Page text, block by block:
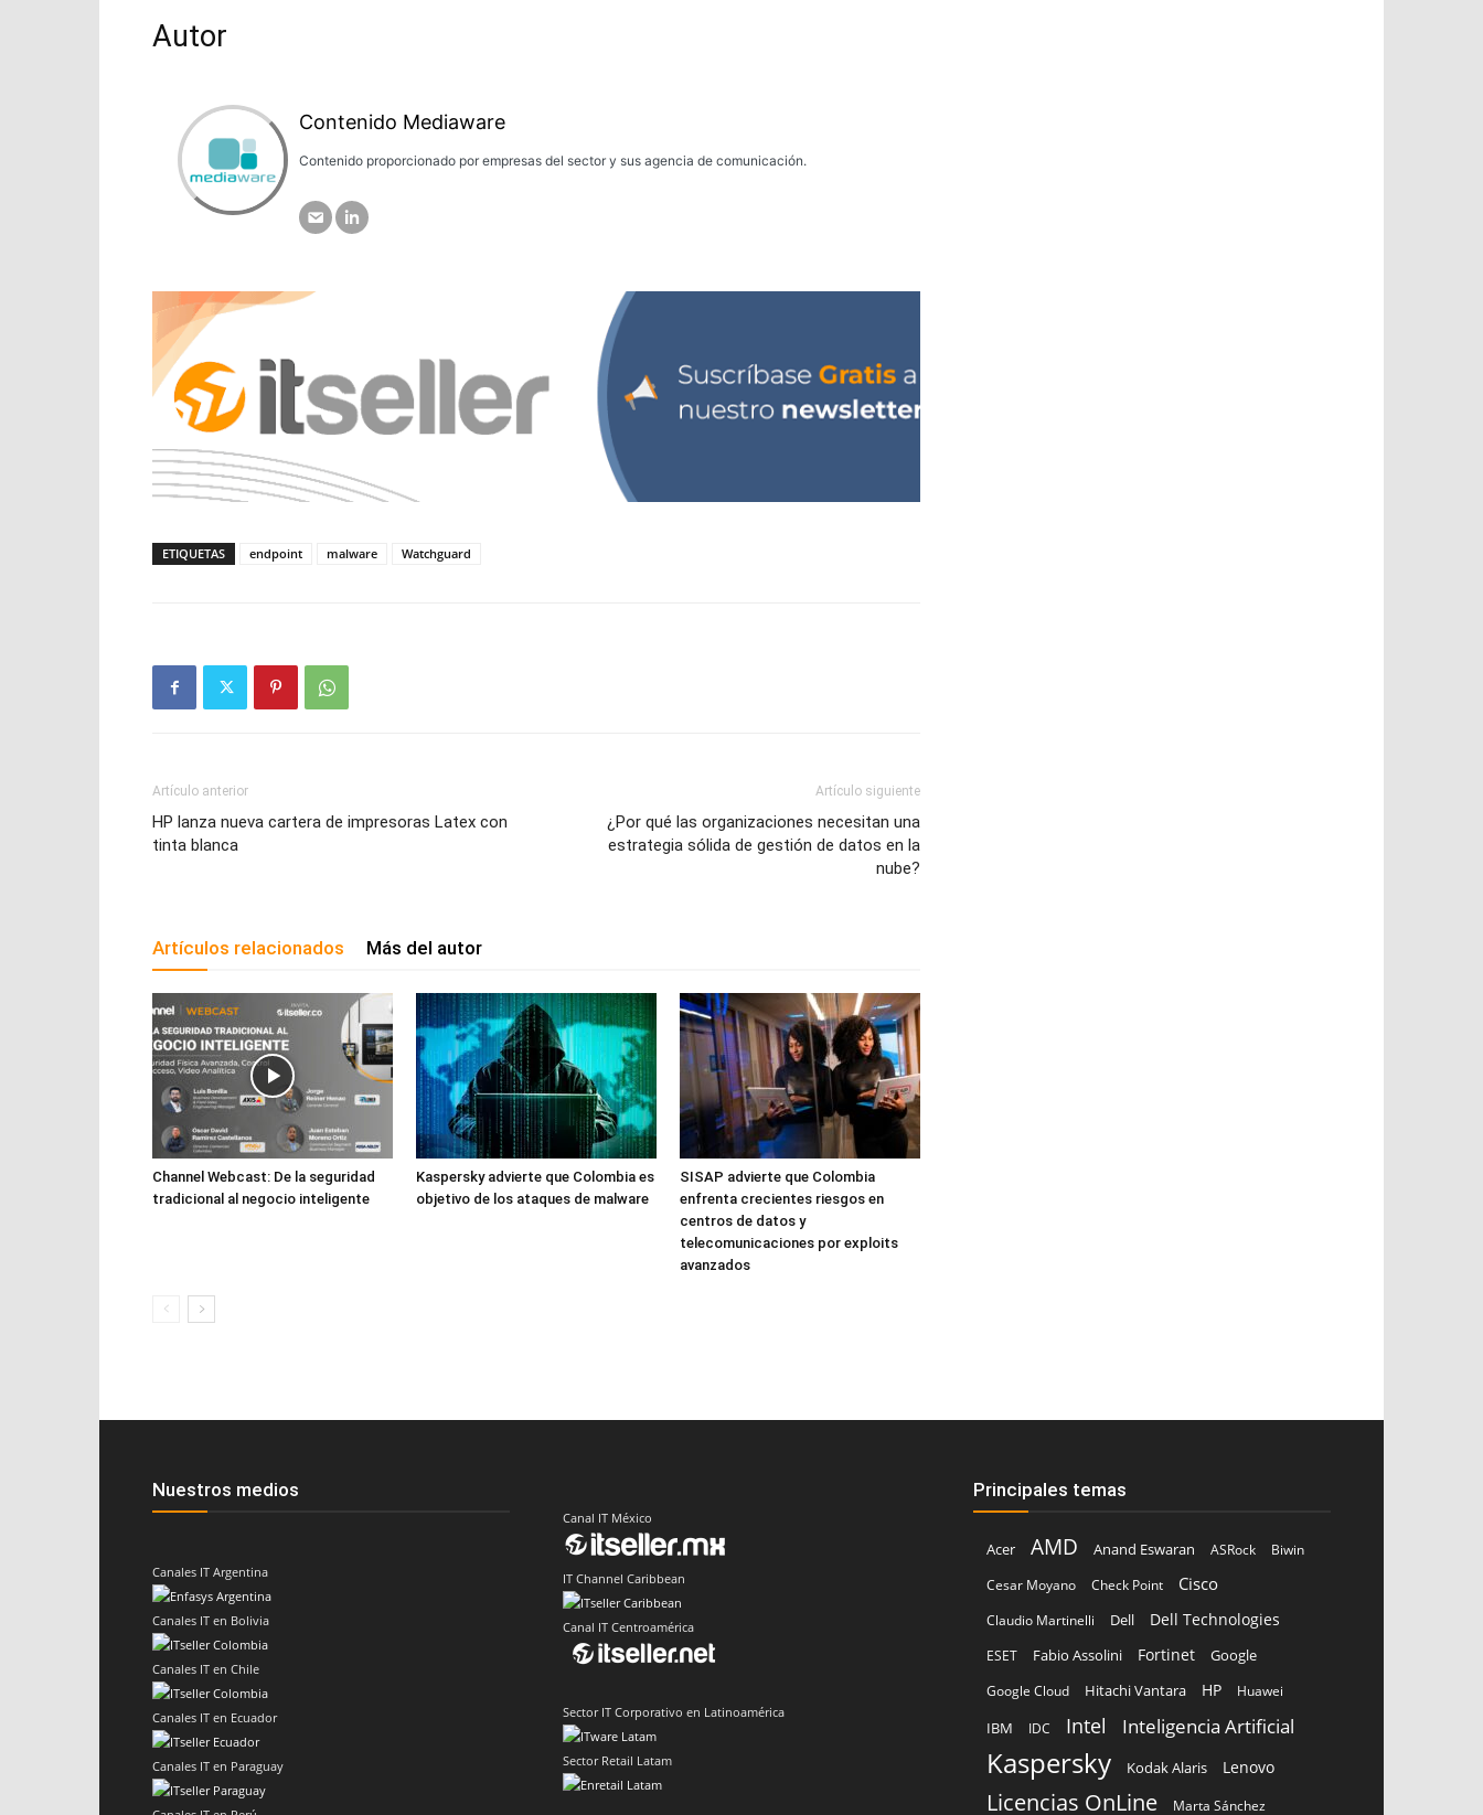
Autor
Contenido Mediaware
Contenido proporcionado por empresas del sector y sus agencia de comunicación.
ETIQUETAS endpoint malware Watchguard
Artículo anterior
HP lanza nueva cartera de impresoras Latex con
tinta blanca
Artículo siguiente
¿Por qué las organizaciones necesitan una
estrategia sólida de gestión de datos en la
nube?
Artículos relacionados Más del autor
Channel Webcast: De la seguridad
tradicional al negocio inteligente
Kaspersky advierte que Colombia es
objetivo de los ataques de malware
SISAP advierte que Colombia
enfrenta crecientes riesgos en
centros de datos y
telecomunicaciones por exploits
avanzados
Nuestros medios
Canales IT Argentina
Canales IT en Bolivia
Canales IT en Chile
Canales IT en Ecuador
Canales IT en Paraguay
Canal IT México
IT Channel Caribbean
Canal IT Centroamérica
Sector IT Corporativo en Latinoamérica
Sector Retail Latam
Principales temas
Acer AMD Anand Eswaran ASRock
Biwin
Cesar Moyano
Check Point Cisco
Claudio Martinelli Dell Dell Technologies
ESET Fabio Assolini Fortinet
Google
Google Cloud
Hitachi Vantara HP Huawei
IBM IDC Intel Inteligencia Artificial
Kaspersky Kodak Alaris Lenovo
Licencias OnLine Marta Sánchez